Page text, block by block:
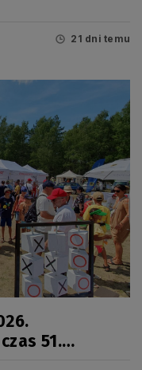
21 dni temu
51.